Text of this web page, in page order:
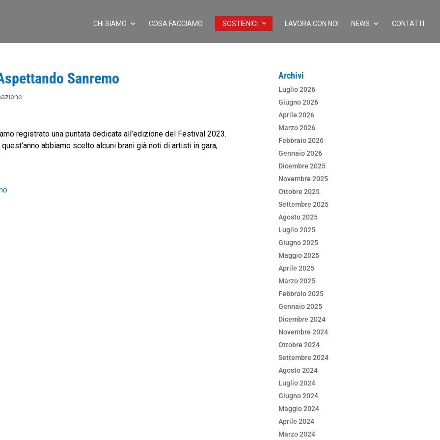
CHI SIAMO COSA FACCIAMO SOSTIENICI LAVORA CON NOI NEWS CONTATTI
Sanremo
registrato una puntata dedicata all’edizione del Festival 2023.
abbiamo scelto alcuni brani già noti di artisti in gara,
Archivi
Luglio 2026
Giugno 2026
Aprile 2026
Marzo 2026
Febbraio 2026
Gennaio 2026
Dicembre 2025
Novembre 2025
Ottobre 2025
Settembre 2025
Agosto 2025
Luglio 2025
Giugno 2025
Maggio 2025
Aprile 2025
Marzo 2025
Febbraio 2025
Gennaio 2025
Dicembre 2024
Novembre 2024
Ottobre 2024
Settembre 2024
Agosto 2024
Luglio 2024
Giugno 2024
Maggio 2024
Aprile 2024
Marzo 2024